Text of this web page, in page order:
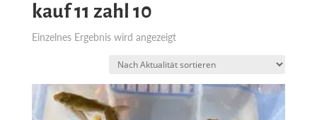
kauf 11 zahl 10
Einzelnes Ergebnis wird angezeigt